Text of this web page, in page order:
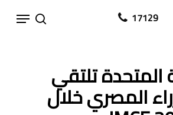
17129
search
Menu
المتحدة تلتقي
المصري خلال